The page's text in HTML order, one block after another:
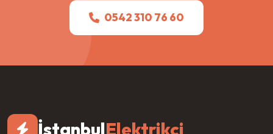
0542 310 76 60
İstanbulElektrikçi